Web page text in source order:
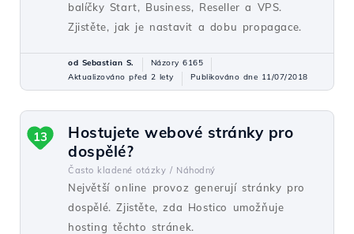
balíčky Start, Business, Reseller a VPS.
Zjistěte, jak je nastavit a dobu propagace.
od Sebastian S.
Názory 6165
Aktualizováno před 2 lety
Publikováno dne 11/07/2018
Hostujete webové stránky pro
dospělé?
Často kladené otázky / Náhodný
Největší online provoz generují stránky pro
dospělé. Zjistěte, zda Hostico umožňuje
hosting těchto stránek.
13